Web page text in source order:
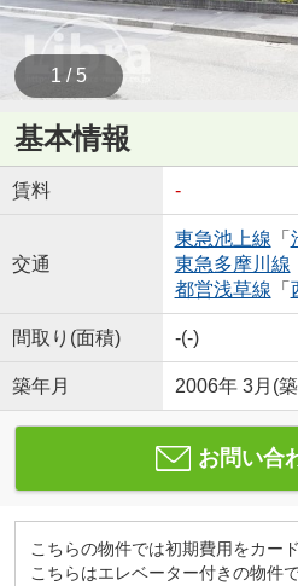
1 / 5
基本情報
賃料 -
交通
東急池上線 「
東急多摩川線
都営浅草線 「
間取り(面積) -(-)
築年月 2006年 3月(
お問い合
こちらの物件では初期費用をカー
こちらはエレベーター付きの物件